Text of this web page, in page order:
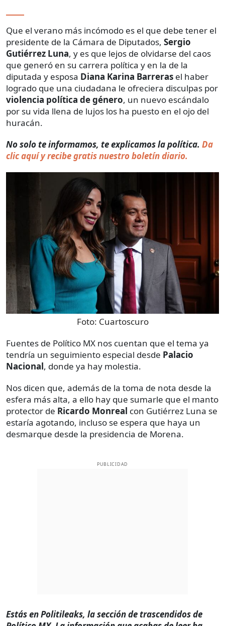
Que el verano más incómodo es el que debe tener el
presidente de la Cámara de Diputados, Sergio
Gutiérrez Luna, y es que lejos de olvidarse del caos
que generó en su carrera política y en la de la
diputada y esposa Diana Karina Barreras el haber
logrado que una ciudadana le ofreciera disculpas por
violencia política de género, un nuevo escándalo
por su vida llena de lujos los ha puesto en el ojo del
huracán.
No solo te informamos, te explicamos la política. Da
clic aquí y recibe gratis nuestro boletín diario.
Foto: Cuartoscuro
Fuentes de Político MX nos cuentan que el tema ya
tendría un seguimiento especial desde Palacio
Nacional, donde ya hay molestia.
Nos dicen que, además de la toma de nota desde la
esfera más alta, a ello hay que sumarle que el manto
protector de Ricardo Monreal con Gutiérrez Luna se
estaría agotando, incluso se espera que haya un
desmarque desde la presidencia de Morena.
PUBLICIDAD
Estás en Politileaks, la sección de trascendidos de